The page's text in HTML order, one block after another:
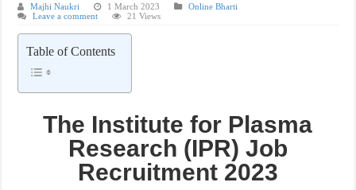
Majhi Naukri 1 March 2023
Online Bharti
Leave a comment
21 Views
Table of Contents
The Institute for Plasma
Research (IPR) Job
Recruitment 2023